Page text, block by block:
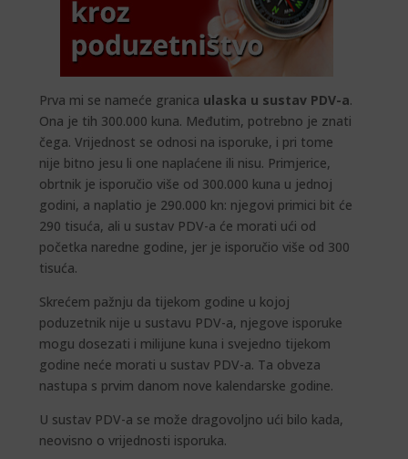
Prva mi se nameće granica ulaska u sustav PDV-a.
Ona je tih 300.000 kuna. Međutim, potrebno je znati
čega. Vrijednost se odnosi na isporuke, i pri tome
nije bitno jesu li one naplaćene ili nisu. Primjerice,
obrtnik je isporučio više od 300.000 kuna u jednoj
godini, a naplatio je 290.000 kn: njegovi primici bit će
290 tisuća, ali u sustav PDV-a će morati ući od
početka naredne godine, jer je isporučio više od 300
tisuća.
Skrećem pažnju da tijekom godine u kojoj
poduzetnik nije u sustavu PDV-a, njegove isporuke
mogu dosezati i milijune kuna i svejedno tijekom
godine neće morati u sustav PDV-a. Ta obveza
nastupa s prvim danom nove kalendarske godine.
U sustav PDV-a se može dragovoljno ući bilo kada,
neovisno o vrijednosti isporuka.